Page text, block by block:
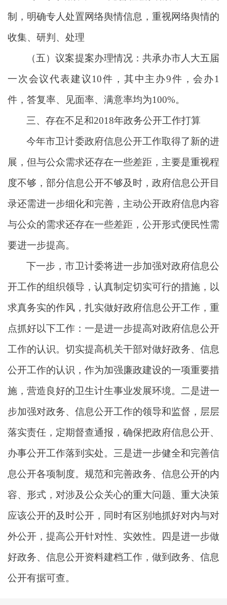
制，明确专人处置网络舆情信息，重视网络舆情的
收集、研判、处理
（五）议案提案办理情况：共承办市人大五届
一次会议代表建议10件，其中主办9件，会办1
件，答复率、见面率、满意率均为100%。
三、存在不足和2018年政务公开工作打算
今年市卫计委政府信息公开工作取得了新的进
展，但与公众需求还存在一些差距，主要是重视程
度不够，部分信息公开不够及时，政府信息公开目
录还需进一步细化和完善，主动公开政府信息内容
与公众的需求还存在一些差距，公开形式便民性需
要进一步提高。
下一步，市卫计委将进一步加强对政府信息公
开工作的组织领导，认真制定切实可行的措施，以
求真务实的作风，扎实做好政府信息公开工作，重
点抓好以下工作：一是进一步提高对政府信息公开
工作的认识。切实提高机关干部对做好政务、信息
公开工作的认识，作为加强廉政建设的一项重要措
施，营造良好的卫生计生事业发展环境。二是进一
步加强对政务、信息公开工作的领导和监督，层层
落实责任，定期督查通报，确保把政府信息公开、
办事公开工作落到实处。三是进一步健全和完善信
息公开各项制度。规范和完善政务、信息公开的内
容、形式，对涉及公众关心的重大问题、重大决策
应该公开的及时公开，同时有区别地抓好对内与对
外公开，提高公开针对性、实效性。四是进一步做
好政务、信息公开资料建档工作，做到政务、信息
公开有据可查。